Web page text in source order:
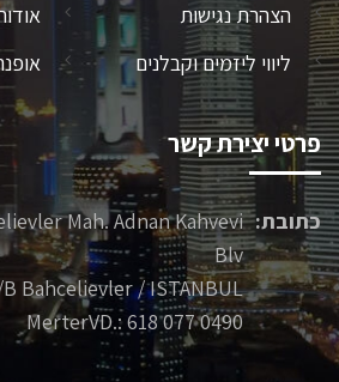
הצהרת נגישות
ליווי ליזמים וקבלנים
פרטי יצירת קשר
כתובת: Mah. Adnan Kahvevi
Blv
Bahcelievler / ISTANBUL
MerterVD.: 618 077 0490